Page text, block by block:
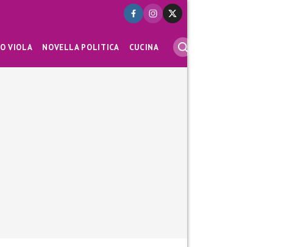
VIOLA NOVELLA POLITICA CUCINA